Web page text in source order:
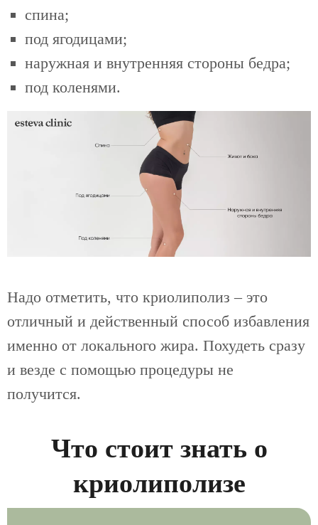
спина;
под ягодицами;
наружная и внутренняя стороны бедра;
под коленями.
Надо отметить, что криолиполиз – это
отличный и действенный способ избавления
именно от локального жира. Похудеть сразу
и везде с помощью процедуры не
получится.
Что стоит знать о
криолиполизе